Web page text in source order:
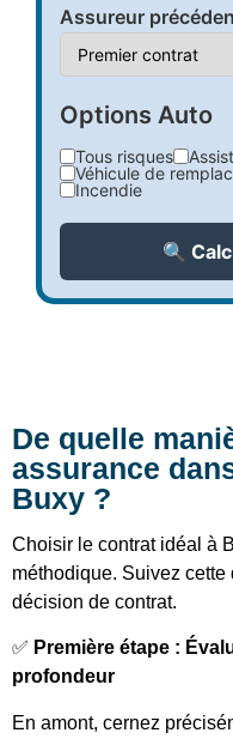
Assureur
Options Auto
Tous risques
Véhicule de
Incendie
🔍
De quelle
assurance
Buxy ?
Choisir le contrat idéal à
méthodique. Suivez
décision de contrat.
✅ Première étape :
profondeur
En amont, cernez